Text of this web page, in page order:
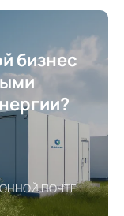
бизнес
ПОЧТЕ